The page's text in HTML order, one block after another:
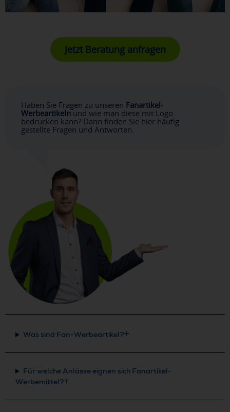
Jetzt Beratung anfragen
Haben Sie Fragen zu unseren Fanartikel-
Werbeartikelnund wie man diese mit Logo
bedrucken kann? Dann finden Sie hier häufig
gestellte Fragen und Antworten.
Was sind Fan-Werbeartikel?
Für welche Anlässe eignen sich Fanartikel-
Werbemittel?